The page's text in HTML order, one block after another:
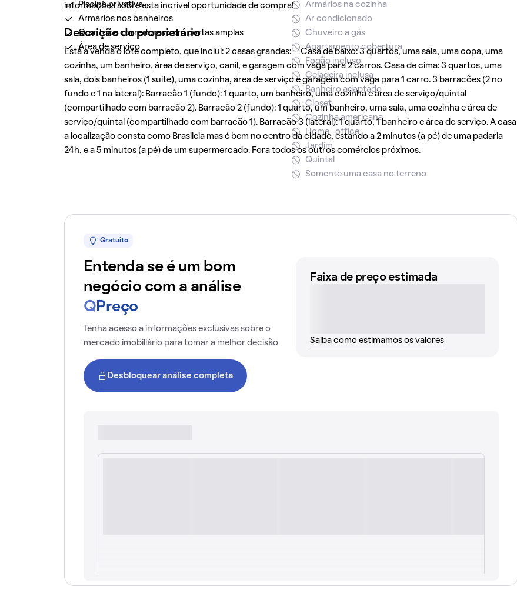
informações sobre esta incrível oportunidade de compra!
Descrição do proprietário
Está à venda o lote completo, que inclui: 2 casas grandes: - Casa de baixo: 3 quartos, uma sala, uma copa, uma
cozinha, um banheiro, área de serviço, canil, e garagem com vaga para 2 carros. Casa de cima: 3 quartos, uma
sala, dois banheiros (1 suíte), uma cozinha, área de serviço e garagem com vaga para 1 carro. 3 barracões (2 no
fundo e 1 na lateral): Barracão 1 (fundo): 1 quarto, um banheiro, uma cozinha e área de serviço/quintal
(compartilhado com barracão 2). Barracão 2 (fundo): 1 quarto, um banheiro, uma sala, uma cozinha e área de
serviço/quintal (compartilhado com barracão 1). Barracão 3 (lateral): 1 quarto, 1 banheiro e área de serviço. A casa
a localização consta como Brasileia mas é bem no centro da cidade, estando a 2 minutos (a pé) de uma padaria
24h, e a 5 minutos (a pé) de um supermercado. Fora todos os outros comércios próximos.
Piscina privativa
Armários nos banheiros
Quartos e corredores com portas amplas
Área de serviço
Armários na cozinha
Ar condicionado
Chuveiro a gás
Apartamento cobertura
Fogão incluso
Geladeira inclusa
Banheiro adaptado
Closet
Cozinha americana
Home-office
Jardim
Quintal
Somente uma casa no terreno
Gratuito
Entenda se é um bom
negócio com a análise
Q Preço
Tenha acesso a informações exclusivas sobre o
mercado imobiliário para tomar a melhor decisão
Desbloquear análise completa
Faixa de preço estimada
Saiba como estimamos os valores